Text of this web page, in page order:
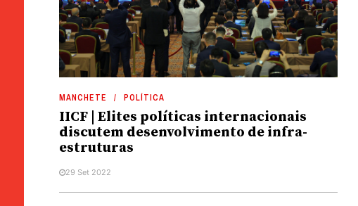
MANCHETE POLÍTICA
IICF | Elites políticas internacionais
discutem desenvolvimento de infra-
estruturas
29 Set 2022